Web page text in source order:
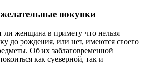
покупки
ли женщина в примету, что нельзя
до рождения, или нет, имеются своего
Об их заблаговременной
как суеверной, так и